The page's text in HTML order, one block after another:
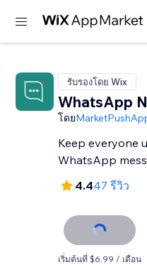
รับรองโดย Wix
WhatsApp
โดย
Keep everyone
WhatsApp
4.447 รีวิว
เริ่มต้นที่ $6.99 / เดือน